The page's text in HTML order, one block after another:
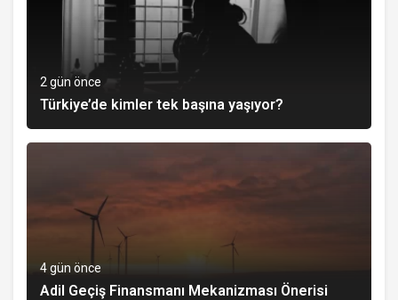
2 gün önce
Türkiye’de kimler tek başına yaşıyor?
4 gün önce
Adil Geçiş Finansmanı Mekanizması Önerisi